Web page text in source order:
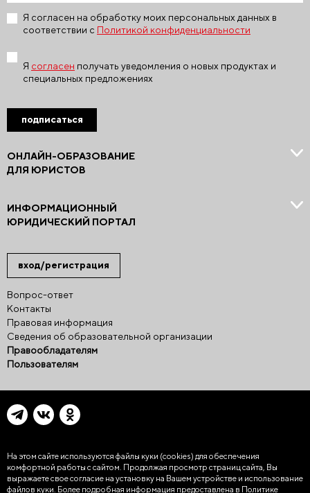
вход/регистрация
Вопрос-ответ
Контакты
Правовая информация
Сведения об образовательной организации
Правообладателям
Пользователям
ОНЛАЙН-ОБРАЗОВАНИЕ
ДЛЯ ЮРИСТОВ
ИНФОРМАЦИОННЫЙ
ЮРИДИЧЕСКИЙ ПОРТАЛ
Я согласен на обработку моих персональных данных в
соответствии с Политикой конфиденциальности
Я согласен получать уведомления о новых продуктах и
специальных предложениях
подписаться
На этом сайте используются файлы куки (cookies) для обеспечения
комфортной работы с сайтом. Продолжая просмотр страниц сайта, Вы
выражаете свое согласие на установку на Вашем устройстве и использование
файлов куки. Более подробная информация предоставлена в Политике